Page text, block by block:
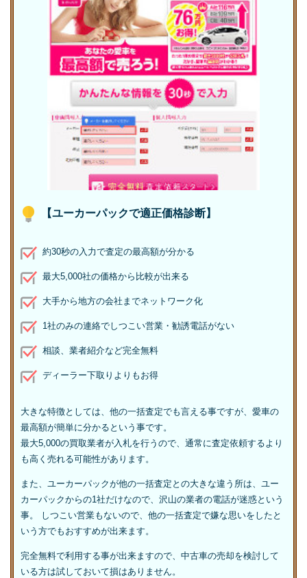
【ユーカーパックで適正価格診断】
約30秒の入力で査定の最高額が分かる
最大5,000社の価格から比較が出来る
大手から地方の会社までネットワーク化
1社のみの連絡でしつこい営業・勧誘電話がない
相談、業者紹介など完全無料
ディーラー下取りよりもお得
大きな特徴としては、他の一括査定でも言える事ですが、愛車の
最高額が簡単に分かるという事です。
最大5,000の買取業者が入札を行うので、通常に査定依頼するより
も高く売れる可能性があります。
また、ユーカーパックが他の一括査定との大きな違う所は、ユー
カーパックからの1社だけなので、沢山の業者の電話が迷惑という
事。 しつこい営業もないので、他の一括査定で嫌な思いをしたと
いう方でもおすすめが出来ます。
完全無料で利用する事が出来ますので、中古車の売却を検討して
いる方は試しておいて損はありません。